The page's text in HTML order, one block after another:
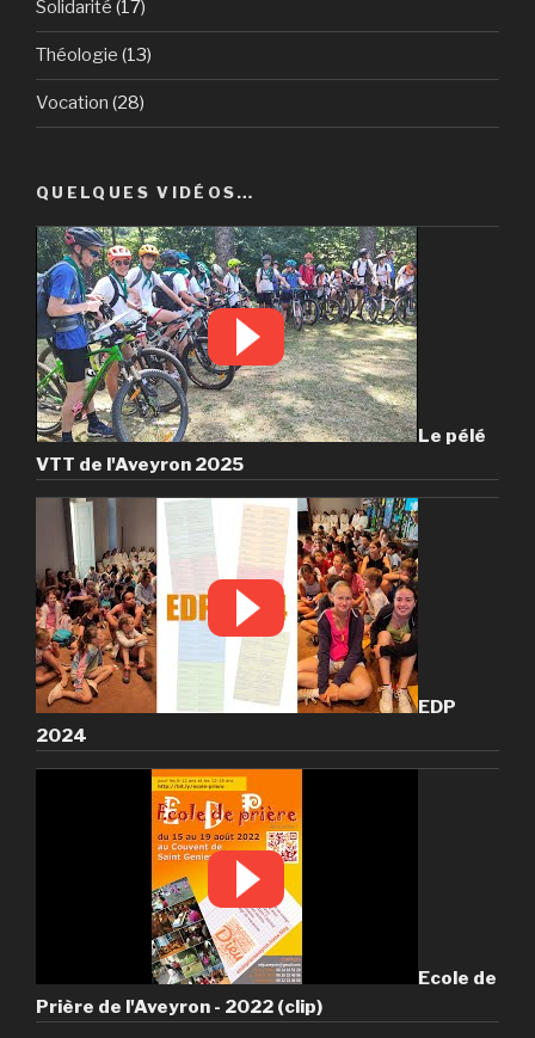
Solidarité (17)
Théologie (13)
Vocation (28)
QUELQUES VIDÉOS…
Le pélé
VTT de l'Aveyron 2025
EDP
2024
Ecole de
Prière de l'Aveyron - 2022 (clip)